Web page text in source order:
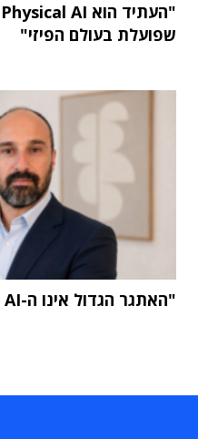
שפועלת בעולם הפיזי"
"האתגר הגדול אינו ה-AI אלא הטמעתה בארגון"